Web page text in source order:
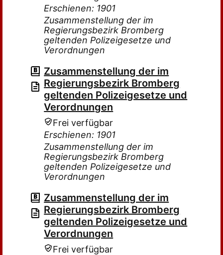
Erschienen: 1901
Zusammenstellung der im
Regierungsbezirk Bromberg
geltenden Polizeigesetze und
Verordnungen
Zusammenstellung der im
Regierungsbezirk Bromberg
geltenden Polizeigesetze und
Verordnungen
Frei verfügbar
Erschienen: 1901
Zusammenstellung der im
Regierungsbezirk Bromberg
geltenden Polizeigesetze und
Verordnungen
Zusammenstellung der im
Regierungsbezirk Bromberg
geltenden Polizeigesetze und
Verordnungen
Frei verfügbar